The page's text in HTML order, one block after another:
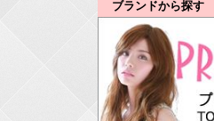
ブランドから探す